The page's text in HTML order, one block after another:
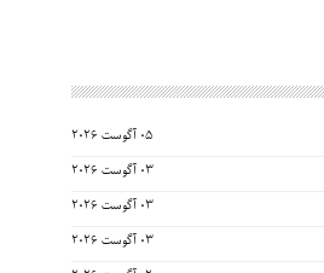
05 آگوست 2026
03 آگوست 2026
03 آگوست 2026
03 آگوست 2026